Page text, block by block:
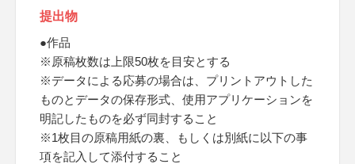
提出物
●作品
※原稿枚数は上限50枚を目安とする
※データによる応募の場合は、プリントアウトした
ものとデータの保存形式、使用アプリケーションを
明記したものを必ず同封すること
※1枚目の原稿用紙の裏、もしくは別紙に以下の事
項を記入して添付すること